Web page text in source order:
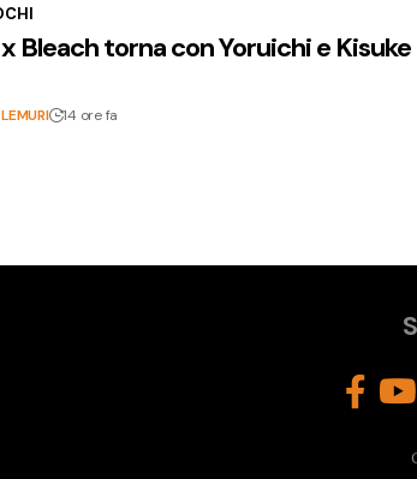
Bleach torna con Yoruichi e Kisuke
14 ore fa